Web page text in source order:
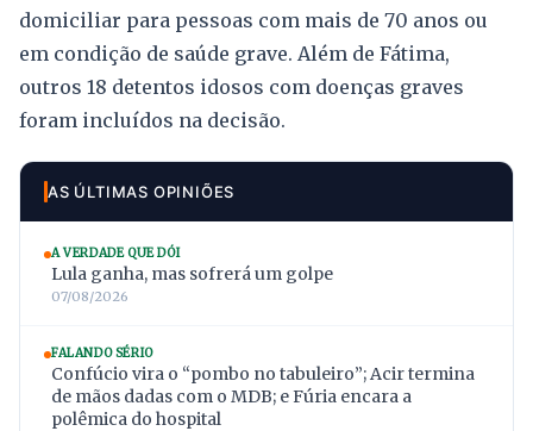
domiciliar para pessoas com mais de 70 anos ou
em condição de saúde grave. Além de Fátima,
outros 18 detentos idosos com doenças graves
foram incluídos na decisão.
AS ÚLTIMAS OPINIÕES
A VERDADE QUE DÓI
Lula ganha, mas sofrerá um golpe
07/08/2026
FALANDO SÉRIO
Confúcio vira o “pombo no tabuleiro”; Acir termina
de mãos dadas com o MDB; e Fúria encara a
polêmica do hospital